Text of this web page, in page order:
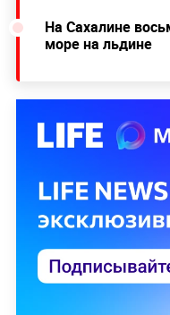
На Сахалине
море на льдине